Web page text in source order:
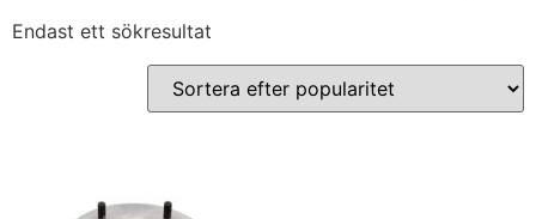
Endast ett sökresultat